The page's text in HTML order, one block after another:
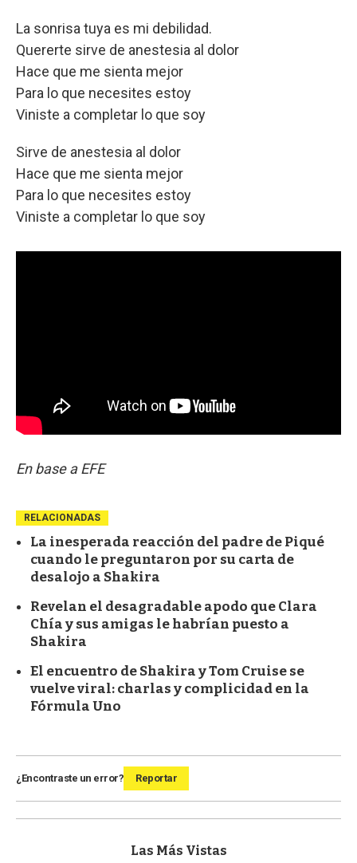
La sonrisa tuya es mi debilidad.
Quererte sirve de anestesia al dolor
Hace que me sienta mejor
Para lo que necesites estoy
Viniste a completar lo que soy
Sirve de anestesia al dolor
Hace que me sienta mejor
Para lo que necesites estoy
Viniste a completar lo que soy
En base a EFE
RELACIONADAS
La inesperada reacción del padre de Piqué
cuando le preguntaron por su carta de
desalojo a Shakira
Revelan el desagradable apodo que Clara
Chía y sus amigas le habrían puesto a
Shakira
El encuentro de Shakira y Tom Cruise se
vuelve viral: charlas y complicidad en la
Fórmula Uno
¿Encontraste un error? Reportar
Las Más Vistas